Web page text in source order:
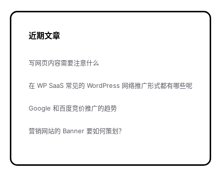
近期文章
写网页内容需要注意什么
在 WP SaaS 常见的 WordPress 网络推广形式都有哪些呢
Google 和百度竞价推广的趋势
营销网站的 Banner 要如何策划？